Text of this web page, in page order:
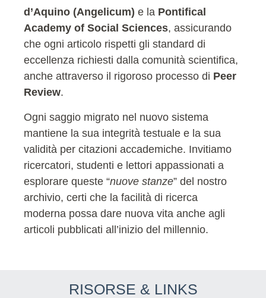
d’Aquino (Angelicum) e la Pontifical
Academy of Social Sciences, assicurando
che ogni articolo rispetti gli standard di
eccellenza richiesti dalla comunità scientifica,
anche attraverso il rigoroso processo di Peer
Review.
Ogni saggio migrato nel nuovo sistema
mantiene la sua integrità testuale e la sua
validità per citazioni accademiche. Invitiamo
ricercatori, studenti e lettori appassionati a
esplorare queste “nuove stanze” del nostro
archivio, certi che la facilità di ricerca
moderna possa dare nuova vita anche agli
articoli pubblicati all’inizio del millennio.
RISORSE & LINKS